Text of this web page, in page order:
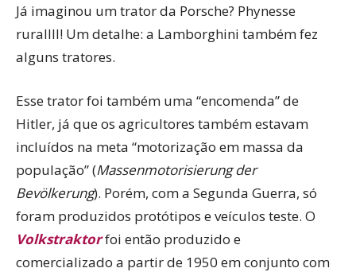
Já imaginou um trator da Porsche? Phynesse
rurallll! Um detalhe: a Lamborghini também fez
alguns tratores.
Esse trator foi também uma “encomenda” de
Hitler, já que os agricultores também estavam
incluídos na meta “motorização em massa da
população” (Massenmotorisierung der
Bevölkerung). Porém, com a Segunda Guerra, só
foram produzidos protótipos e veículos teste. O
Volkstraktorfoi então produzido e
comercializado a partir de 1950 em conjunto com